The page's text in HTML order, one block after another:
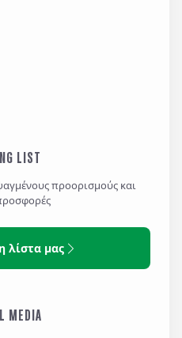
LIST
προορισμούς και
λίστα μας
MEDIA